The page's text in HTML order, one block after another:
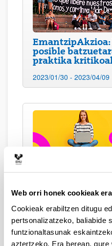
Web orri honek cookieak
Cookieak erabiltzen ditugu
pertsonalizatzeko, baliabide
funtzionaltasunak
aztertzeko. Era berean, gure
posible
praktika
2023/01/30 - 2023/04/09
-2022/12/31